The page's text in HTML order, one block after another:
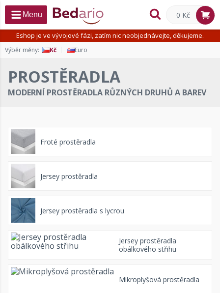
Eshop je ve vývojové fázi, zatím nic neobjednávejte, děkujeme.
Výběr měny: Kč Euro
Menu 0 Kč
PROSTĚRADLA
MODERNÍ PROSTĚRADLA RŮZNÝCH DRUHŮ A BAREV
Froté prostěradla
Jersey prostěradla
Jersey prostěradla s lycrou
Jersey prostěradla
obálkového střihu
Mikroplyšová prostěradla